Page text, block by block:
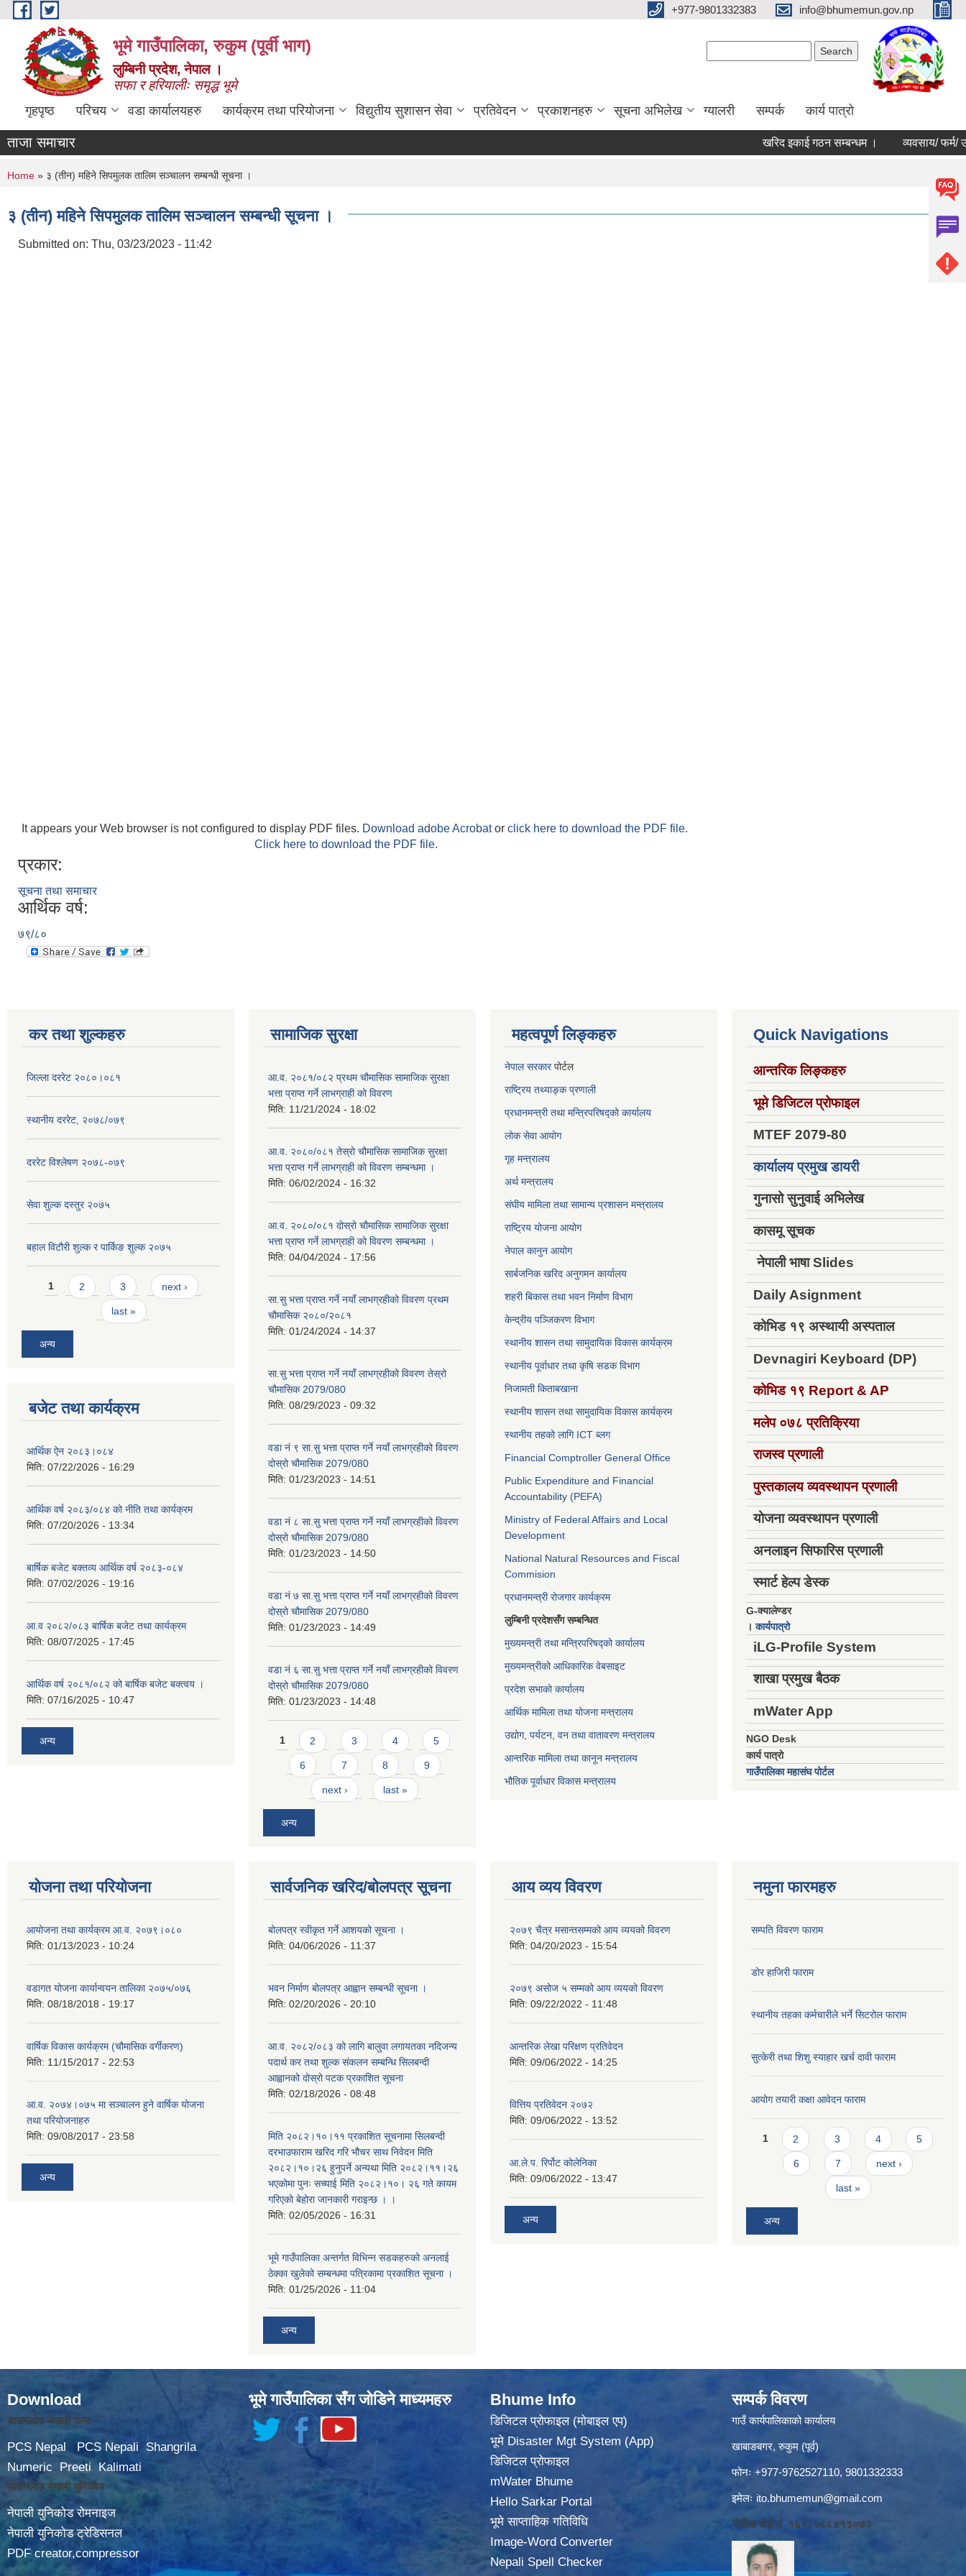
Skip to main content +977-9801332383 info@bhumemun.gov.np
भूमे गाउँपालिका, रुकुम (पूर्वी भाग)
लुम्बिनी प्रदेश, नेपाल ।
सफा र हरियालीः समृद्ध भूमे
गृहपृष्ठ परिचय वडा कार्यालयहरु कार्यक्रम तथा परियोजना विद्युतीय सुशासन सेवा प्रतिवेदन प्रकाशनहरु सूचना अभिलेख ग्यालरी सम्पर्क कार्य पात्रो
ताजा समाचार खरिद इकाई गठन सम्बन्धम । व्यवसाय/ फर्म/
You are here
Home » ३ (तीन) महिने सिपमुलक तालिम सञ्चालन सम्बन्धी सूचना ।
३ (तीन) महिने सिपमुलक तालिम सञ्चालन सम्बन्धी सूचना ।
Submitted on: Thu, 03/23/2023 - 11:42
It appears your Web browser is not configured to display PDF files. Download adobe Acrobator click here to download the PDF file.
Click here to download the PDF file.
प्रकार:
सूचना तथा समाचार
आर्थिक वर्ष:
७९/८०
कर तथा शुल्कहरु
जिल्ला दररेट २०८०।०८१
स्थानीय दररेट, २०७८/०७९
दररेट विश्लेषण २०७८-०७९
सेवा शुल्क दस्तुर २०७५
बहाल विटौरी शुल्क र पार्किङ शुल्क २०७५
Pages
1 2 3 next ›
last »
अन्य
बजेट तथा कार्यक्रम
आर्थिक ऐन २०८३।०८४
मिति: 07/22/2026 - 16:29
आर्थिक वर्ष २०८३/०८४ को नीति तथा कार्यक्रम
मिति: 07/20/2026 - 13:34
बार्षिक बजेट बक्तव्य आर्थिक वर्ष २०८३-०८४
मिति: 07/02/2026 - 19:16
आ.व २०८२/०८३ बार्षिक बजेट तथा कार्यक्रम
मिति: 08/07/2025 - 17:45
आर्थिक वर्ष २०८१/०८२ को बार्षिक बजेट बक्त्वय ।
मिति: 07/16/2025 - 10:47
अन्य
सामाजिक सुरक्षा
आ.व. २०८१/०८२ प्रथम चौमासिक सामाजिक सुरक्षा
भत्ता प्राप्त गर्ने लाभग्राही को विवरण
मिति: 11/21/2024 - 18:02
आ.व. २०८०/०८१ तेस्रो चौमासिक सामाजिक सुरक्षा
भत्ता प्राप्त गर्ने लाभग्राही को विवरण सम्बन्धमा ।
मिति: 06/02/2024 - 16:32
आ.व. २०८०/०८१ दोस्रो चौमासिक सामाजिक सुरक्षा
भत्ता प्राप्त गर्ने लाभग्राही को विवरण सम्बन्धमा ।
मिति: 04/04/2024 - 17:56
सा.सु भत्ता प्राप्त गर्ने नयाँ लाभग्रहीको विवरण प्रथम
चौमासिक २०८०/२०८१
मिति: 01/24/2024 - 14:37
सा.सु भत्ता प्राप्त गर्ने नयाँ लाभग्रहीको विवरण तेस्रो
चौमासिक 2079/080
मिति: 08/29/2023 - 09:32
वडा नं ९ सा.सु भत्ता प्राप्त गर्ने नयाँ लाभग्रहीको विवरण
दोस्रो चौमासिक 2079/080
मिति: 01/23/2023 - 14:51
वडा नं ८ सा.सु भत्ता प्राप्त गर्ने नयाँ लाभग्रहीको विवरण
दोस्रो चौमासिक 2079/080
मिति: 01/23/2023 - 14:50
वडा नं ७ सा.सु भत्ता प्राप्त गर्ने नयाँ लाभग्रहीको विवरण
दोस्रो चौमासिक 2079/080
मिति: 01/23/2023 - 14:49
वडा नं ६ सा.सु भत्ता प्राप्त गर्ने नयाँ लाभग्रहीको विवरण
दोस्रो चौमासिक 2079/080
मिति: 01/23/2023 - 14:48
Pages
1 2 3 4 5
6 7 8 9
next › last »
अन्य
महत्वपूर्ण लिङ्कहरु
नेपाल सरकारपोर्टल
राष्ट्रिय तथ्याङ्क प्रणाली
प्रधानमन्त्री तथा मन्त्रिपरिषद्को कार्यालय
लोक सेवाआयोग
गृह मन्त्रालय
अर्थ मन्त्रालय
संघीय मामिला तथा सामान्य प्रशासन मन्त्रालय
राष्ट्रिय योजना आयोग
नेपाल कानुन आयोग
सार्बजनिक खरिद अनुगमन कार्यालय
शहरी बिकास तथा भवन निर्माण विभाग
केन्द्रीय पञ्जिकरण विभाग
स्थानीय शासन तथा सामुदायिक विकास कार्यक्रम
स्थानीय पूर्वाधार तथा कृषि सडक विभाग
निजामती किताबखाना
स्थानीय शासन तथा सामुदायिक विकास कार्यक्रम
स्थानीय तहको लागि ICT ब्लग
Financial Comptroller General Office
Public Expenditure and Financial
Accountability (PEFA)
Ministry of Federal Affairs and Local
Development
National Natural Resources and Fiscal
Commision
प्रधानमन्त्री रोजगार कार्यक्रम
लुम्बिनी प्रदेशसँग सम्बन्धित
मुख्यमन्त्री तथा मन्त्रिपरिषद्को कार्यालय
मुख्यमन्त्रीको आधिकारिक वेबसाइट
प्रदेश सभाको कार्यालय
आर्थिक मामिला तथा योजना मन्त्रालय
उद्योग, पर्यटन, वन तथा वातावरण मन्त्रालय
आन्तरिक मामिला तथा कानून मन्त्रालय
भौतिक पूर्वाधार विकास मन्त्रालय
Quick Navigations
आन्तरिक लिङ्कहरु
भूमे डिजिटल प्रोफाइल
MTEF 2079-80
कार्यालय प्रमुख डायरी
गुनासो सुनुवाई अभिलेख
कासमू सूचक
नेपाली भाषा Slides
Daily Asignment
कोभिड १९ अस्थायी अस्पताल
Devnagiri Keyboard (DP)
कोभिड १९ Report & AP
मलेप ०७८ प्रतिक्रिया
राजस्व प्रणाली
पुस्तकालय व्यवस्थापन प्रणाली
योजना व्यवस्थापन प्रणाली
अनलाइन सिफारिस प्रणाली
स्मार्ट हेल्प डेस्क
G-क्यालेण्डर
।कार्यपात्रो
iLG-Profile System
शाखा प्रमुख बैठक
mWater App
NGO Desk
कार्य पात्रो
गाउँपालिका महासंघ पोर्टल
योजना तथा परियोजना
आयोजना तथा कार्यक्रम आ.व. २०७९।०८०
मिति: 01/13/2023 - 10:24
वडागत योजना कार्यान्वयन तालिका २०७५/०७६
मिति: 08/18/2018 - 19:17
वार्षिक विकास कार्यक्रम (चौमासिक वर्गीकरण)
मिति: 11/15/2017 - 22:53
आ.व. २०७४।०७५ मा सञ्चालन हुने वार्षिक योजना
तथा परियोजनाहरु
मिति: 09/08/2017 - 23:58
अन्य
सार्वजनिक खरिद/बोलपत्र सूचना
बोलपत्र स्वीकृत गर्ने आशयको सूचना ।
मिति: 04/06/2026 - 11:37
भवन निर्माण बोलपत्र आह्वान सम्बन्धी सूचना ।
मिति: 02/20/2026 - 20:10
आ.व. २०८२/०८३ को लागि बालुवा लगायतका नदिजन्य
पदार्थ कर तथा शुल्क संकलन सम्बन्धि सिलबन्दी
आह्वानको दोस्रो पटक प्रकाशित सूचना
मिति: 02/18/2026 - 08:48
मिति २०८२।१०।११ प्रकाशित सूचनामा सिलबन्दी
दरभाउफाराम खरिद गरि भौचर साथ निवेदन मिति
२०८२।१०।२६ हुनुपर्ने अन्यथा मिति २०८२।११।२६
भएकोमा पुनः सच्याई मिति २०८२।१०। २६ गते कायम
गरिएको बेहोरा जानकारी गराइन्छ । ।
मिति: 02/05/2026 - 16:31
भूमे गाउँपालिका अन्तर्गत विभिन्न सडकहरुको अनलाई
ठेक्का खुलेको सम्बन्धमा पत्रिकामा प्रकाशित सूचना ।
मिति: 01/25/2026 - 11:04
अन्य
आय व्यय विवरण
२०७९ चैत्र मसान्तसम्मको आय व्ययको विवरण
मिति: 04/20/2023 - 15:54
२०७९ असोज ५ सम्मको आय व्ययको विवरण
मिति: 09/22/2022 - 11:48
आन्तरिक लेखा परिक्षण प्रतिवेदन
मिति: 09/06/2022 - 14:25
वित्तिय प्रतिवेदन २०७२
मिति: 09/06/2022 - 13:52
आ.ले.प. रिर्पोट कोलेनिका
मिति: 09/06/2022 - 13:47
अन्य
नमुना फारमहरु
सम्पति विवरण फाराम
डोर हाजिरी फाराम
स्थानीय तहका कर्मचारीले भर्ने सिटरोल फाराम
सुत्केरी तथा शिशु स्याहार खर्च दावी फाराम
आयोग तयारी कक्षा आवेदन फाराम
Pages
1 2 3 4 5
6 7 next ›
last »
अन्य
Download
डाउनलोड नेपाली फन्ट
PCS Nepal PCS Nepali
Shangrila
Numeric
Preeti Kalimati
डाउनलोड नेपाली युनिकोड
नेपाली युनिकोड रोमनाइज
नेपाली युनिकोड ट्रेडिसनल
PDF creator,compressor
भूमे गाउँपालिका सँग जोडिने माध्यमहरु Bhume Info
डिजिटल प्रोफाइल (मोबाइल एप)
भूमे Disaster Mgt System (App)
डिजिटल प्रोफाइल
mWater Bhume
Hello Sarkar Portal
भूमे साप्ताहिक गतिविधि
Image-Word Converter
Nepali Spell Checker
सम्पर्क विवरण
गाउँ कार्यपालिकाको कार्यालय
खाबाङबगर, रुकुम (पूर्व)
फोनः +977-9762527110, 9801332333
इमेलः ito.bhumemun@gmail.com
नोटिस बोर्ड नं. १६१८०८८४१३०७२